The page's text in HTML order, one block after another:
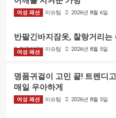
BIZMARK 이슈팀 2026년 8월 6일
여성 패션
반팔긴바지잠옷, 찰랑거리는
BIZMARK 이슈팀 2026년 8월 5일
여성 패션
명품귀걸이 고민 끝! 트렌디
매일 우아하게
BIZMARK 이슈팀 2026년 8월 5일
여성 패션